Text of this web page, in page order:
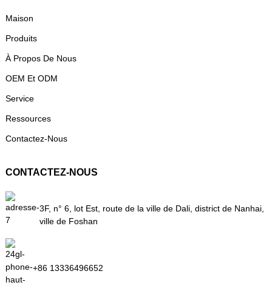
Maison
Produits
À Propos De Nous
OEM Et ODM
Service
Ressources
Contactez-Nous
CONTACTEZ-NOUS
3F, n° 6, lot Est, route de la ville de Dali, district de Nanhai,
ville de Foshan
+86 13336496652